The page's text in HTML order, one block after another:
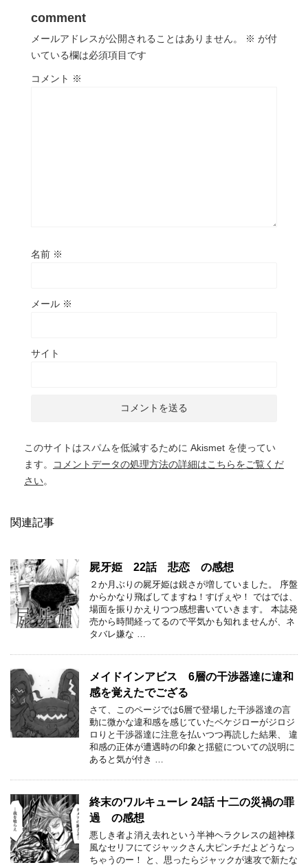
comment
メールアドレスが公開されることはありません。 ※ が付
いている欄は必須項目です
コメント ※
名前 ※
メール ※
サイト
このサイトはスパムを低減するために Akismet を使ってい
ます。
コメントデータの処理方法の詳細はこちらをご覧くだ
さい。
関連記事
屍牙姫 22話 悲恋 の感想
２か月ぶりの屍牙姫は鋭さが増していました。 序盤
からかなり飛ばしてますね！すげぇや！ ではでは、
場面を振りかえりつつ感想書いていきます。 本誌発
売から時間経ってるので平気かも知れませんが、ネ
タバレ嫌な …
メイドインアビス 6層の干渉器達に違和
感を覚えたでござる
さて、このページでは6層で登場した干渉器達の言
動に微かな違和感を感じていたペケジローがジロジ
ロりと干渉器達に注意を払いつつ再読した結果、 違
和感の正体が遭遇時の印象と揺籃についての説明に
あると気が付き …
終末のワルキューレ 24話 十二の災禍の罪
過 の感想
悪しき者よ消え去れという半神ヘラクレスの超神様
風なセリフにてジャックさん大ピンチだよどうなっ
ちゃうのー！ と、思ったらジャックが速攻で新たな